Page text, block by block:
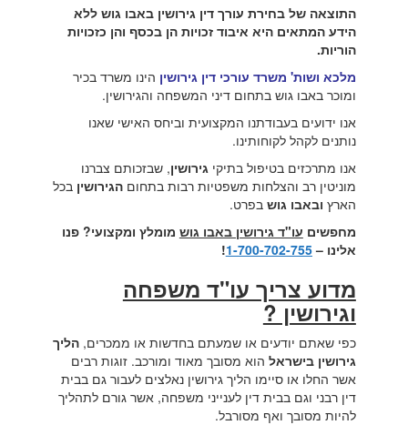
התוצאה של בחירת עורך דין גירושין באבו גוש ללא
הידע המתאים היא איבוד זכויות הן בכסף והן כזכויות
הוריות.
מלכא ושות' משרד עורכי דין גירושין הינו משרד בכיר
ומוכר באבו גוש בתחום דיני המשפחה והגירושין.
אנו ידועים בעבודתנו המקצועית וביחס האישי שאנו
נותנים לקהל לקוחותינו.
אנו מתרכזים בטיפול בתיקיגירושין, שבזכותם צברנו
מוניטין רב והצלחות משפטיות רבות בתחוםהגירושין בכל
הארץ ובאבו גוש בפרט.
מחפשים עו"ד גירושין באבו גוש מומלץ ומקצועי? פנו
אלינו –1-700-702-755
!
מדוע צריך עו"ד משפחה
וגירושין ?
כפי שאתם יודעים או שמעתם בחדשות או ממכרים,הליך
גירושין בישראל הוא מסובך מאוד ומורכב. זוגות רבים
אשר החלו או סיימו הליך גירושין נאלצים לעבור גם בבית
דין רבני וגם בבית דין לענייני משפחה, אשר גורם לתהליך
להיות מסובך ואף מסורבל.